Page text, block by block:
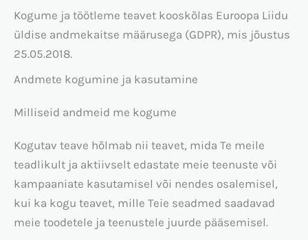
Kogume ja töötleme teavet kooskõlas Euroopa Liidu
üldise andmekaitse määrusega (GDPR), mis jõustus
25.05.2018.
Andmete kogumine ja kasutamine
Milliseid andmeid me kogume
Kogutav teave hõlmab nii teavet, mida Te meile
teadlikult ja aktiivselt edastate meie teenuste või
kampaaniate kasutamisel või nendes osalemisel,
kui ka kogu teavet, mille Teie seadmed saadavad
meie toodetele ja teenustele juurde pääsemisel.